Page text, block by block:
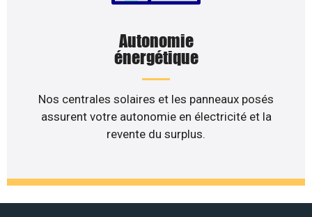
Autonomie
énergétique
Nos centrales solaires et les panneaux posés
assurent votre autonomie en électricité et la
revente du surplus.